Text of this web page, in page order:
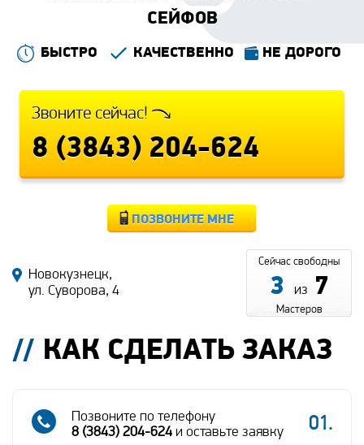
СЕЙФОВ
БЫСТРО КАЧЕСТВЕННО НЕ ДОРОГО
Звоните сейчас!
8 (3843) 204-624
ПОЗВОНИТЕ МНЕ
Новокузнецк,
ул. Суворова, 4
Сейчас свободны
3 из 7
Мастеров
КАК СДЕЛАТЬ ЗАКАЗ
Позвоните по телефону
8 (3843) 204-624и оставьте заявку